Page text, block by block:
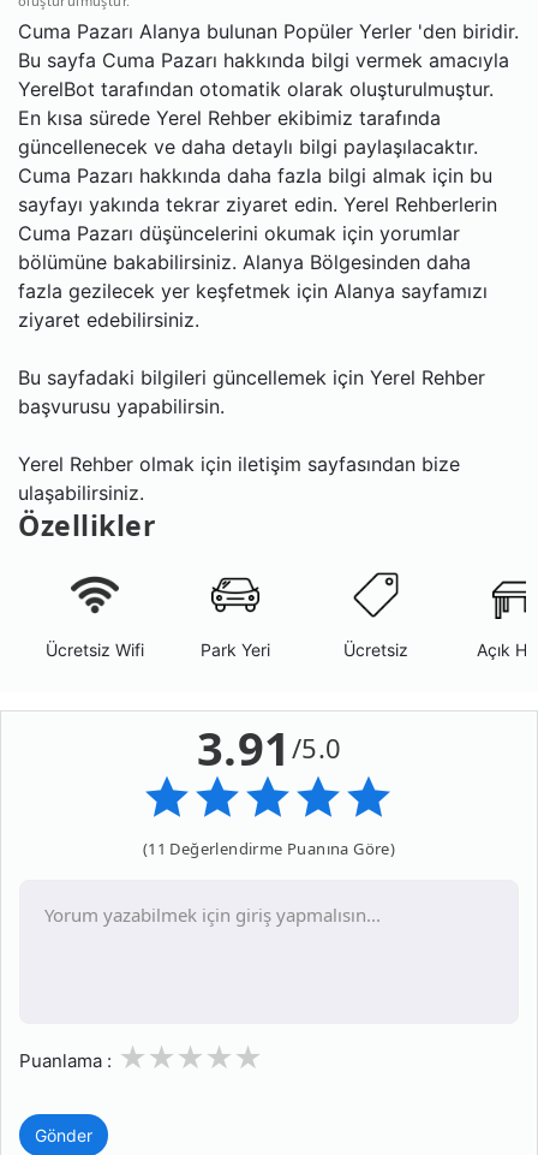
Cuma Pazarı Alanya bulunan Popüler Yerler 'den biridir.
Bu sayfa Cuma Pazarı hakkında bilgi vermek amacıyla
YerelBot tarafından otomatik olarak oluşturulmuştur.
En kısa sürede Yerel Rehber ekibimiz tarafında
güncellenecek ve daha detaylı bilgi paylaşılacaktır.
Cuma Pazarı hakkında daha fazla bilgi almak için bu
sayfayı yakında tekrar ziyaret edin. Yerel Rehberlerin
Cuma Pazarı düşüncelerini okumak için yorumlar
bölümüne bakabilirsiniz. Alanya Bölgesinden daha
fazla gezilecek yer keşfetmek için Alanya sayfamızı
ziyaret edebilirsiniz.
Bu sayfadaki bilgileri güncellemek için Yerel Rehber
başvurusu yapabilirsin.
Yerel Rehber olmak için iletişim sayfasından bize
ulaşabilirsiniz.
Özellikler
Ücretsiz Wifi Park Yeri Ücretsiz Açık
3.91 /5.0
(11 Değerlendirme Puanına Göre)
Puanlama : 3
2
1
Gönder